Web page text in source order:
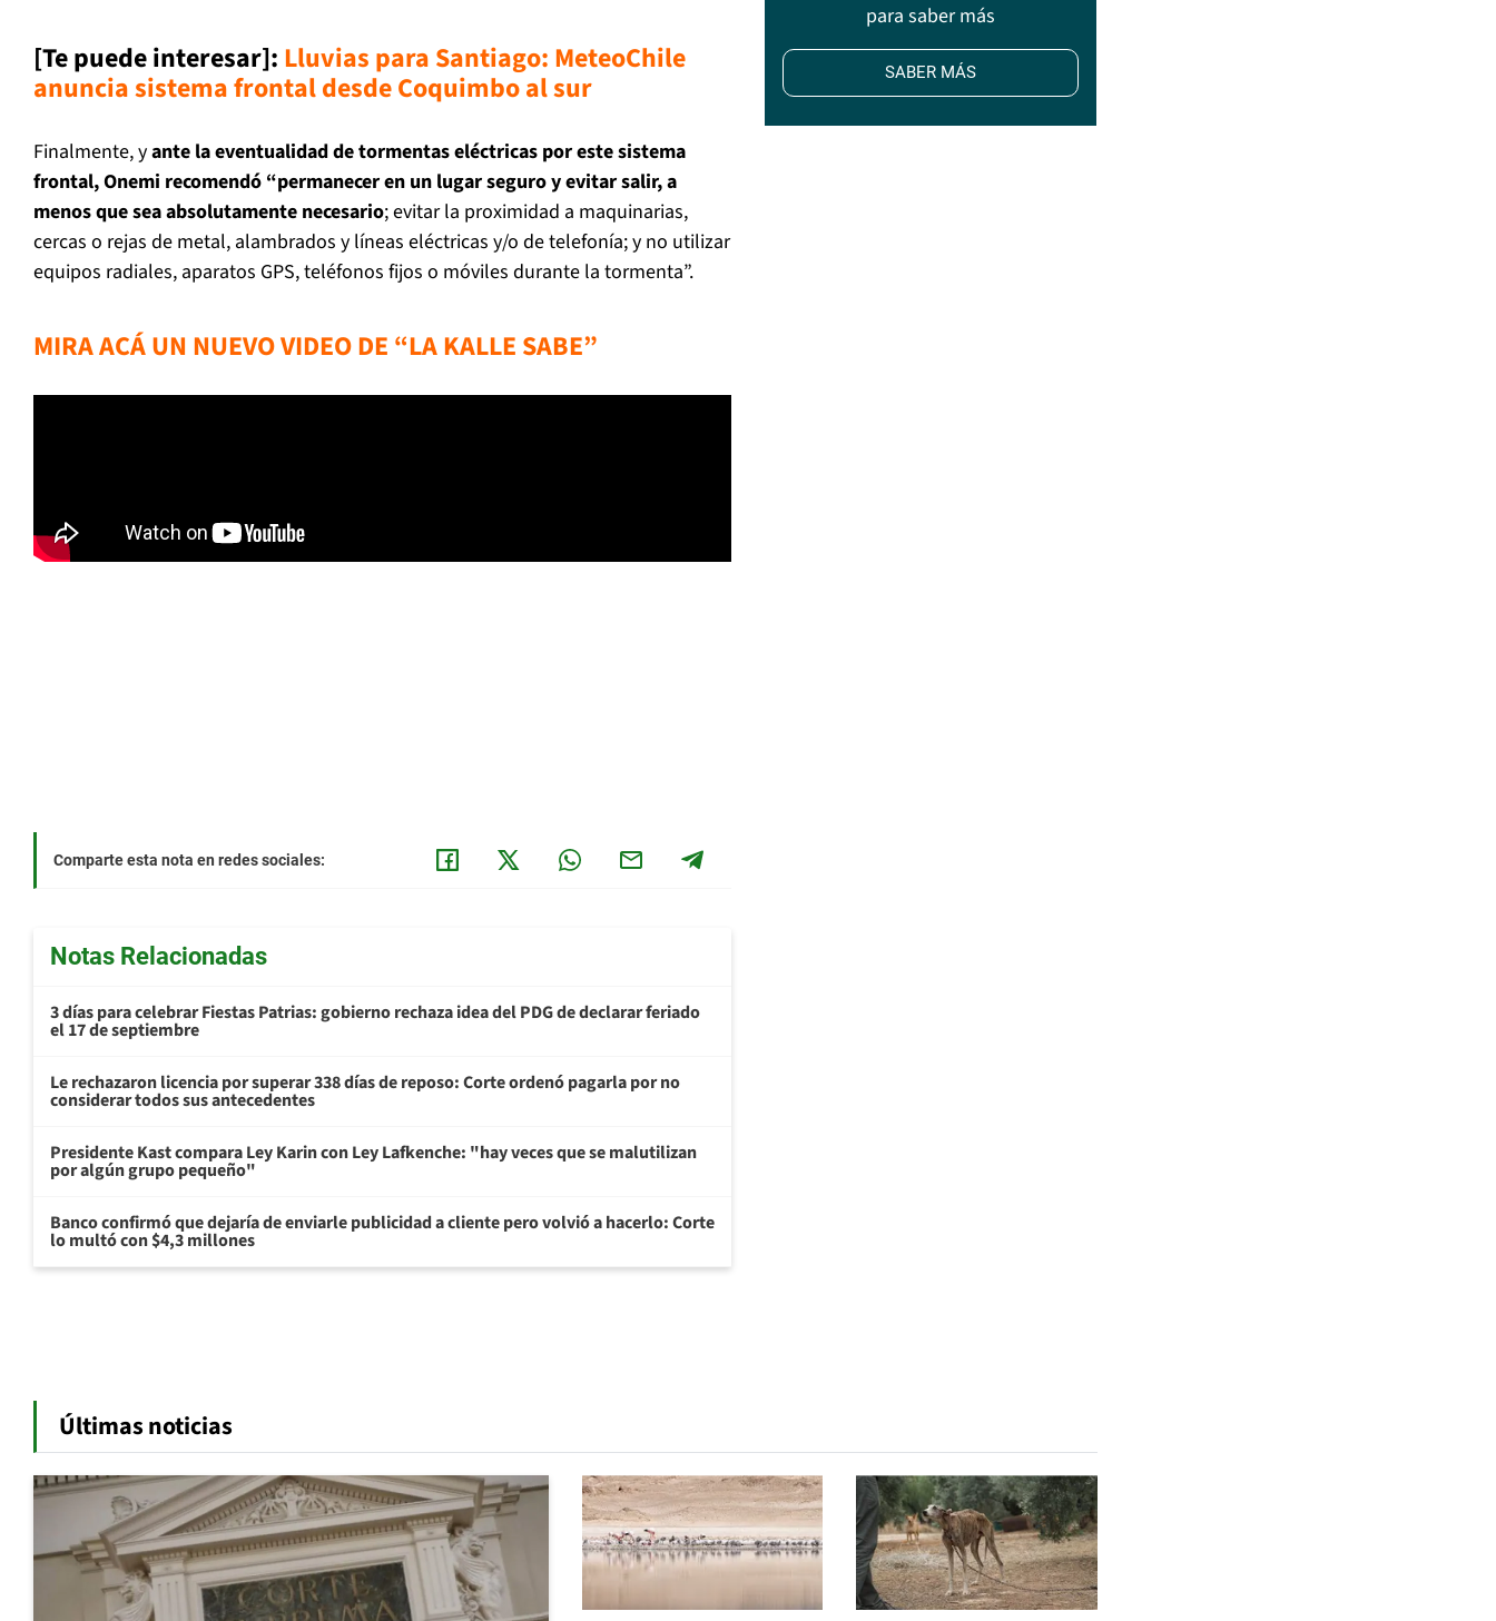
[Te puede interesar]: Lluvias para Santiago: MeteoChile
anuncia sistema frontal desde Coquimbo al sur
Finalmente, yante la eventualidad de tormentas eléctricas por este sistema
frontal, Onemi recomendó “permanecer en un lugar seguro y evitar salir, a
menos que sea absolutamente necesario; evitar la proximidad a maquinarias,
cercas o rejas de metal, alambrados y líneas eléctricas y/o de telefonía; y no utilizar
equipos radiales, aparatos GPS, teléfonos fijos o móviles durante la tormenta”.
MIRA ACÁ UN NUEVO VIDEO DE “LA KALLE SABE”
Comparte esta nota en redes sociales:
Notas Relacionadas
3 días para celebrar Fiestas Patrias: gobierno rechaza idea del PDG de declarar feriado
el 17 de septiembre
Le rechazaron licencia por superar 338 días de reposo: Corte ordenó pagarla por no
considerar todos sus antecedentes
Presidente Kast compara Ley Karin con Ley Lafkenche: "hay veces que se malutilizan
por algún grupo pequeño"
Banco confirmó que dejaría de enviarle publicidad a cliente pero volvió a hacerlo: Corte
lo multó con $4,3 millones
para saber más
SABER MÁS
Últimas noticias